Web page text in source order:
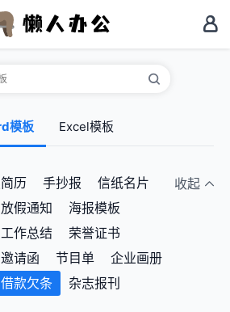
模板 Excel模板
历 手抄报
信纸名片
放假通知
海报模板
工作总结
荣誉证书
邀请函 节目单
企业画册
借款欠条 杂志报刊
收起